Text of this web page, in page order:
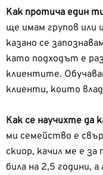
Как протича един
ще имам групов или
казано се
като подходът е
клиентите.
клиенти, които
Как се научихте да
ми семейство е
скиор, качил ме е
била на 2,5 години,